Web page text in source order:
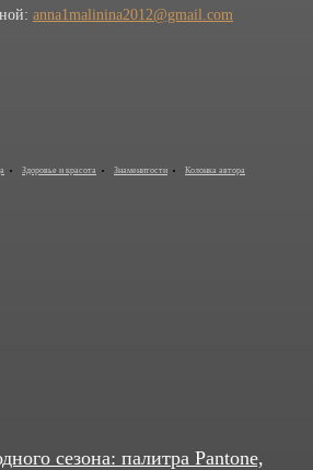
сезона: палитра Pantone,
anna1malinina2012@gmail.com
Здоровье и красота Знаменитости Колонка автора